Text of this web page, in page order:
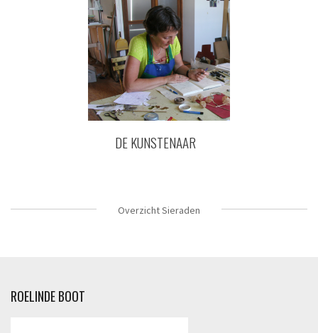
DE KUNSTENAAR
Overzicht Sieraden
ROELINDE BOOT